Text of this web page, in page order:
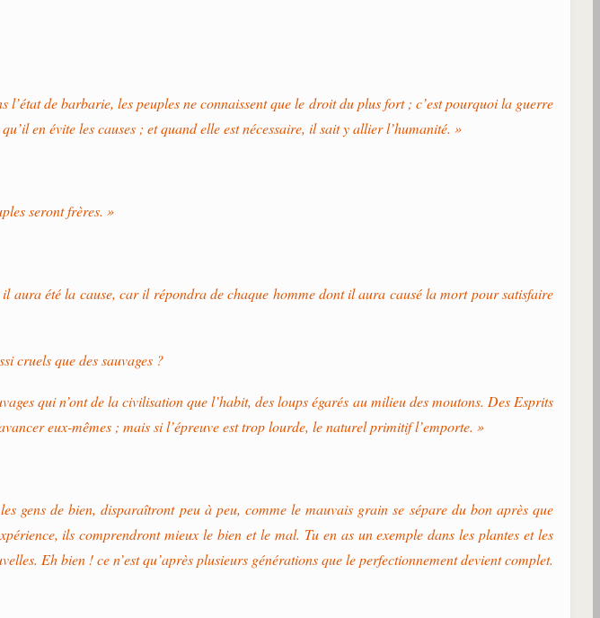
de barbarie, les peuples ne connaissent que le droit du plus fort ; c’est pourquoi la guerre
en évite les causes ; et quand elle est nécessaire, il sait y allier l’humanité. »
seront frères. »
aura été la cause, car il répondra de chaque homme dont il aura causé la mort pour satisfaire
cruels que des sauvages ?
qui n’ont de la civilisation que l’habit, des loups égarés au milieu des moutons. Des Esprits
eux-mêmes ; mais si l’épreuve est trop lourde, le naturel primitif l’emporte. »
gens de bien, disparaîtront peu à peu, comme le mauvais grain se sépare du bon après que
ils comprendront mieux le bien et le mal. Tu en as un exemple dans les plantes et les
Eh bien ! ce n’est qu’après plusieurs générations que le perfectionnement devient complet.